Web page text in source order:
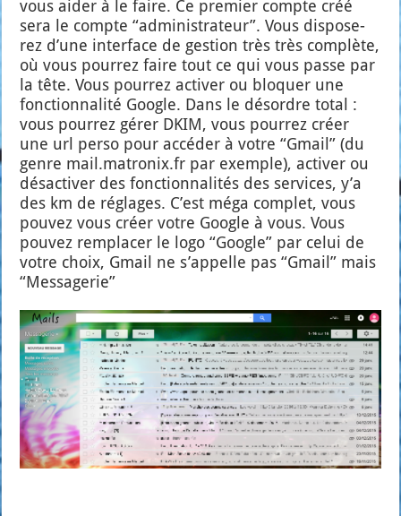
vous aider à le faire. Ce pre­mier compte créé
sera le compte “admi­nis­tra­teur”. Vous dis­po­se­
rez d’une inter­face de ges­tion très très com­plète,
où vous pour­rez faire tout ce qui vous passe par
la tête. Vous pour­rez acti­ver ou blo­quer une
fonc­tion­na­li­té Google. Dans le désordre total :
vous pour­rez gérer DKIM, vous pour­rez créer
une url per­so pour accé­der à votre “Gmail” (du
genre mail.matronix.fr par exemple), acti­ver ou
désac­ti­ver des fonc­tion­na­li­tés des ser­vices, y’a
des km de réglages. C’est méga com­plet, vous
pou­vez vous créer votre Google à vous. Vous
pou­vez rem­pla­cer le logo “Google” par celui de
votre choix, Gmail ne s’ap­pelle pas “Gmail” mais
“Mes­sa­ge­rie”